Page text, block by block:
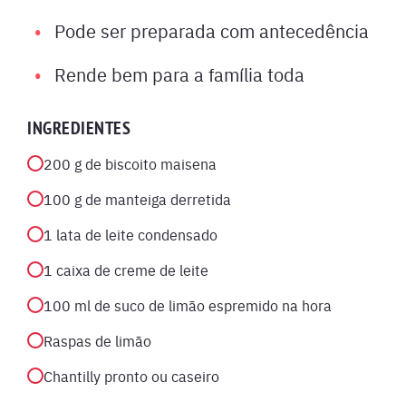
Pode ser preparada com antecedência
Rende bem para a família toda
INGREDIENTES
200 g de biscoito maisena
100 g de manteiga derretida
1 lata de leite condensado
1 caixa de creme de leite
100 ml de suco de limão espremido na hora
Raspas de limão
Chantilly pronto ou caseiro